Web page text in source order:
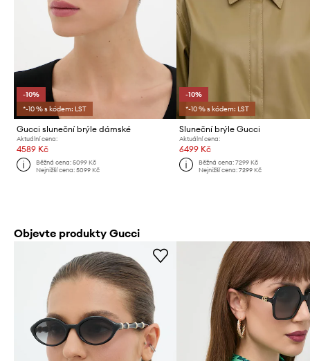
-10%
*-10 % s kódem: LST
Gucci sluneční brýle dámské
Aktuální cena:
4589 Kč
Běžná cena:5099 Kč
Nejnižší cena:5099 Kč
-10%
*-10 % s kódem: LST
Sluneční brýle Gucci
Aktuální cena:
6499 Kč
Běžná cena: 7299 Kč
Nejnižší cena: 7299 Kč
Objevte produkty Gucci